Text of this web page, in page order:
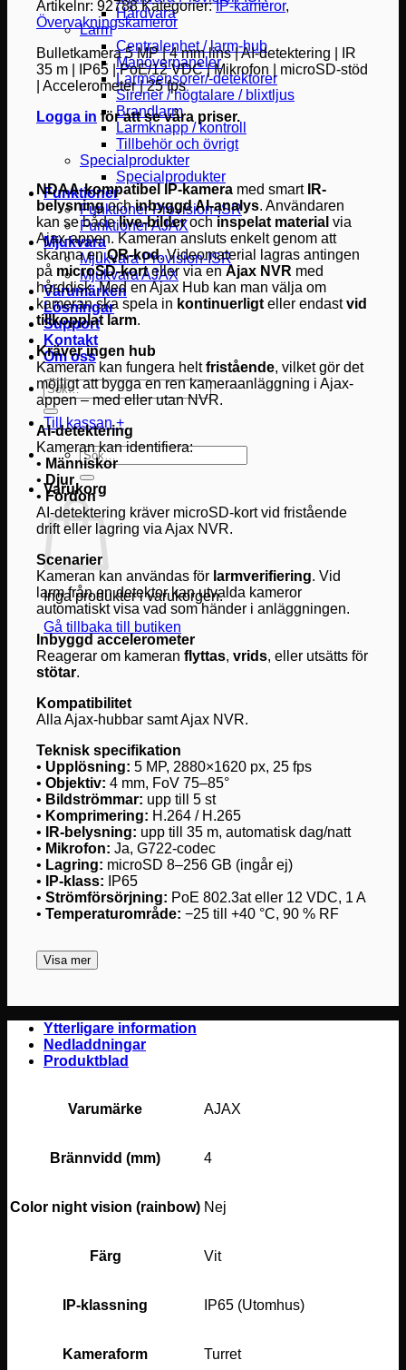
Hårdvara
Larm
Centralenhet / larm-hub
Manöverpaneler
Larmsensorer/-detektorer
Sirener / högtalare / blixtljus
Brandlarm
Larmknapp / kontroll
Tillbehör och övrigt
Specialprodukter
Specialprodukter
Funktioner
Funktioner Provision-ISR
Funktioner AJAX
Mjukvara
Mjukvara Provision-ISR
Mjukvara AJAX
Varumärken
Lösningar
Support
Kontakt
Om oss
Sök
efter:
Till kassan +
Sök
efter:
Varukorg
Inga produkter i varukorgen.
Gå tillbaka till butiken
Artikelnr: 92788 Kategorier:IP-kameror,
Övervakningskameror
Bulletkamera 5 MP | 4 mm lins | AI-detektering | IR
35 m | IP65 | PoE/12 VDC | Mikrofon | microSD-stöd
| Accelerometer | 25 fps
Logga in för att se våra priser.
NDAA-kompatibel IP-kamera med smart IR-
belysningochinbyggd AI-analys. Användaren
kan se bådelive-bilderoch inspelat material via
Ajax-appen. Kameran ansluts enkelt genom att
skanna enQR-kod. Videomaterial lagras antingen
på microSD-korteller via en Ajax NVR med
hårddisk. Med en Ajax Hub kan man välja om
kameran ska spela in kontinuerligt eller endastvid
tillkopplat larm.
Kräver ingen hub
Kameran kan fungera heltfristående, vilket gör det
möjligt att bygga en ren kameraanläggning i Ajax-
appen – med eller utan NVR.
AI-detektering
Kameran kan identifiera:
• Människor
•Djur
• Fordon
AI-detektering kräver microSD-kort vid fristående
drift eller lagring via Ajax NVR.
Scenarier
Kameran kan användas för larmverifiering. Vid
larm från en detektor kan utvalda kameror
automatiskt visa vad som händer i anläggningen.
Inbyggd accelerometer
Reagerar om kameran flyttas, vrids, eller utsätts för
stötar.
Kompatibilitet
Alla Ajax-hubbar samt Ajax NVR.
Teknisk specifikation
• Upplösning: 5 MP, 2880×1620 px, 25 fps
• Objektiv: 4 mm, FoV 75–85°
• Bildströmmar: upp till 5 st
• Komprimering: H.264 / H.265
•
IR-belysning: upp till 35 m, automatisk dag/natt
• Mikrofon: Ja, G722-codec
• Lagring: microSD 8–256 GB (ingår ej)
•
IP-klass: IP65
• Strömförsörjning: PoE 802.3at eller 12 VDC, 1 A
• Temperaturområde: −25 till +40 °C, 90 % RF
Visa mer
Ytterligare information
Nedladdningar
Produktblad
Varumärke AJAX
Brännvidd (mm) 4
Color night vision (rainbow) Nej
Färg Vit
IP-klassning IP65 (Utomhus)
Kameraform Turret